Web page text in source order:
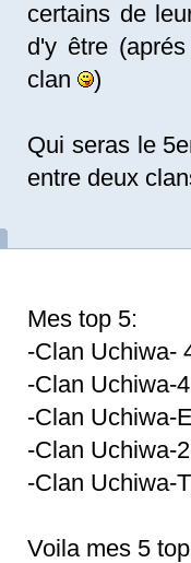
certains de
d'y être
clan
)
Qui seras le
entre deux
Mes top 5:
-Clan Uchiwa-
-Clan Uchiwa-
-Clan Uchiwa-
-Clan Uchiwa-
-Clan Uchiwa-
Voila mes 5